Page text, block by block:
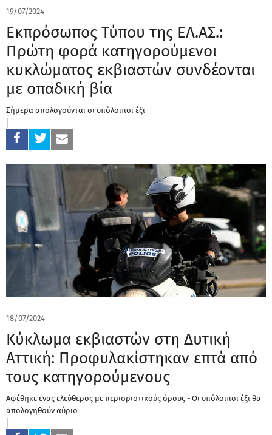
19/07/2024
Eκπρόσωπος Τύπου της ΕΛ.ΑΣ.:
Πρώτη φορά κατηγορούμενοι
κυκλώματος εκβιαστών συνδέονται
με οπαδική βία
Σήμερα απολογούνται οι υπόλοιποι έξι
18/07/2024
Κύκλωμα εκβιαστών στη Δυτική
Αττική: Προφυλακίστηκαν επτά από
τους κατηγορούμενους
Αφέθηκε ένας ελεύθερος με περιοριστικούς όρους - Οι υπόλοιποι έξι θα
απολογηθούν αύριο